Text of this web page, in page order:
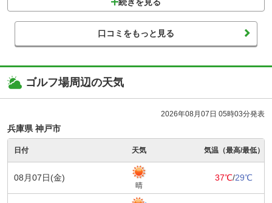
プロでもないので全てをフェアウェイに乗せるのは無理です。あと、お
ご飯は美味しかったです。口コミをもっと見る
ゴルフ場周辺の天気
2026年08月07日 05時03分発表
兵庫県 神戸市
日付 天気 気温（最高/最低）
08月07日(金)
晴
37℃/29℃